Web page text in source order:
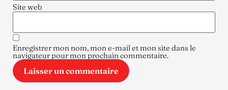
Site web
Enregistrer mon nom, mon e-mail et mon site dans le
navigateur pour mon prochain commentaire.